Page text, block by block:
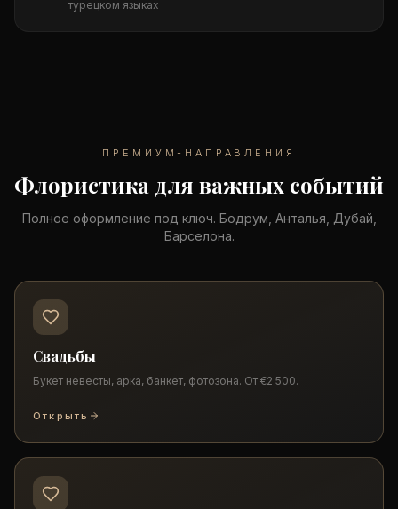
турецком языках
ПРЕМИУМ-НАПРАВЛЕНИЯ
Флористика для важных событий
Полное оформление под ключ. Бодрум, Анталья, Дубай,
Барселона.
Свадьбы
Букет невесты, арка, банкет, фотозона. От €2 500.
Открыть